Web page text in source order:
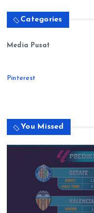
Categories
Media Pusat
Pinterest
You Missed